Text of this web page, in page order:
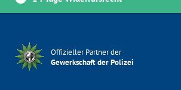
Offizieller Partner der
Gewerkschaft der Polizei